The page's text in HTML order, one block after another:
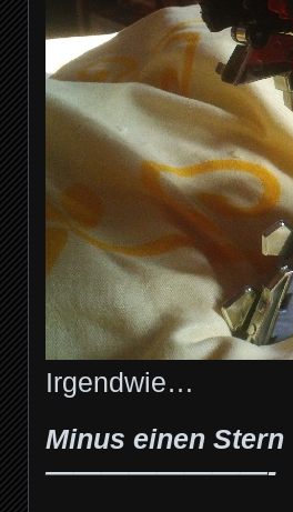
Irgendwie…
Minus einen Stern
————————-